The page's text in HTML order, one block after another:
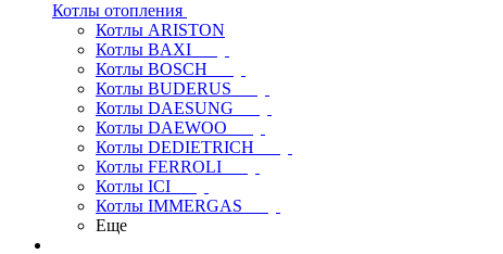
Котлы отопления
Котлы ARISTON
Котлы BAXI
Котлы BOSCH
Котлы BUDERUS
Котлы DAESUNG
Котлы DAEWOO
Котлы DEDIETRICH
Котлы FERROLI
Котлы ICI
Котлы IMMERGAS
Еще